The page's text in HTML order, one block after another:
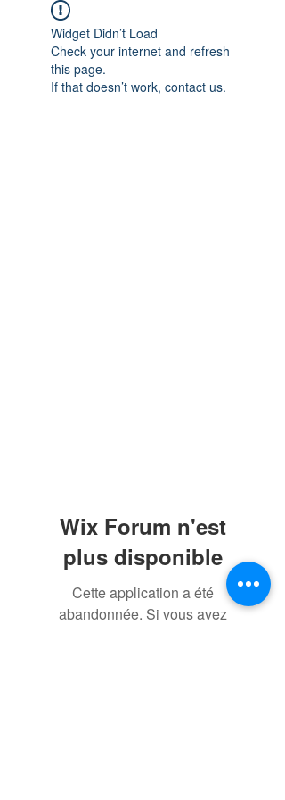
Widget Didn’t Load
Check your internet and refresh
this page.
If that doesn’t work, contact us.
Wix Forum n'est
plus disponible
Cette application a été
abandonnée. Si vous avez